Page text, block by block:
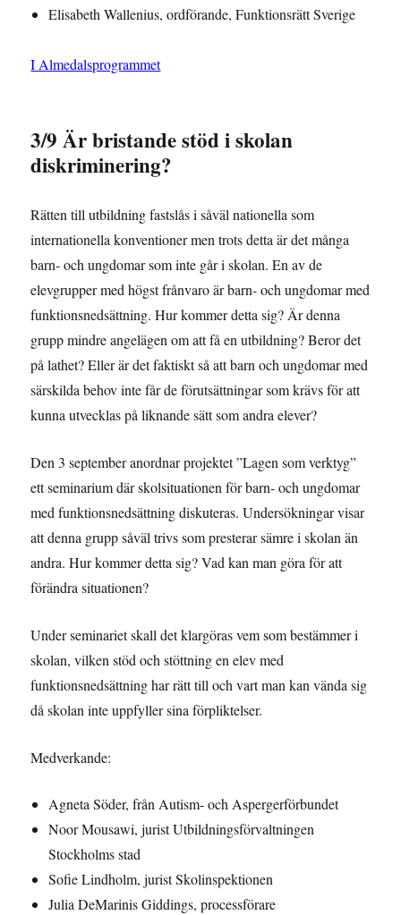
Elisabeth Wallenius, ordförande, Funktionsrätt Sverige
I Almedalsprogrammet
3/9 Är bristande stöd i skolan
diskriminering?
Rätten till utbildning fastslås i såväl nationella som
internationella konventioner men trots detta är det många
barn- och ungdomar som inte går i skolan. En av de
elevgrupper med högst frånvaro är barn- och ungdomar med
funktionsnedsättning. Hur kommer detta sig? Är denna
grupp mindre angelägen om att få en utbildning? Beror det
på lathet? Eller är det faktiskt så att barn och ungdomar med
särskilda behov inte får de förutsättningar som krävs för att
kunna utvecklas på liknande sätt som andra elever?
Den 3 september anordnar projektet ”Lagen som verktyg”
ett seminarium där skolsituationen för barn- och ungdomar
med funktionsnedsättning diskuteras. Undersökningar visar
att denna grupp såväl trivs som presterar sämre i skolan än
andra. Hur kommer detta sig? Vad kan man göra för att
förändra situationen?
Under seminariet skall det klargöras vem som bestämmer i
skolan, vilken stöd och stöttning en elev med
funktionsnedsättning har rätt till och vart man kan vända sig
då skolan inte uppfyller sina förpliktelser.
Medverkande:
Agneta Söder, från Autism- och Aspergerförbundet
Noor Mousawi, jurist Utbildningsförvaltningen
Stockholms stad
Sofie Lindholm, jurist Skolinspektionen
Julia DeMarinis Giddings, processförare